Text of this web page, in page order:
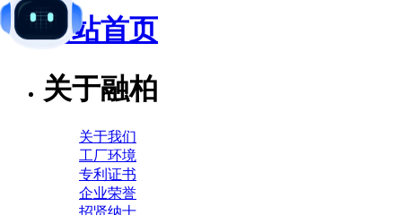
网站首页
关于融柏
关于我们
工厂环境
专利证书
企业荣誉